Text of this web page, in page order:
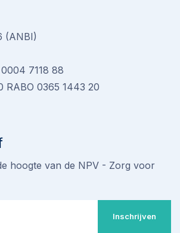
(ANBI)
7118 88
RABO 0365 1443 20
hoogte van de NPV - Zorg voor
Inschrijven